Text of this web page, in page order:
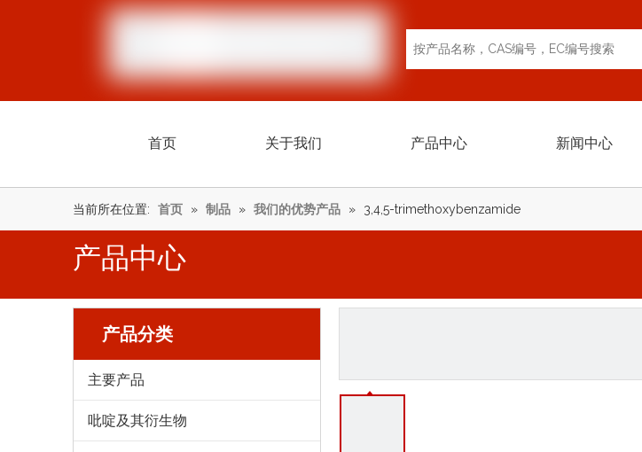
首页 关于我们 产品中心 新闻中心
当前所在位置: 首页 » 制品 » 我们的优势产品 » 3,4,5-trimethoxybenzamide
产品中心
产品分类
主要产品
吡啶及其衍生物